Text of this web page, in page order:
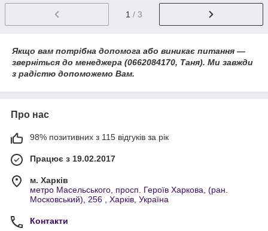
1 / 3
Якщо вам потрібна допомога або виникає питання —
зверніться до менеджера (0662084170, Таня). Ми завжди
з радістю допоможемо Вам.
Про нас
98% позитивних з 115 відгуків за рік
Працює з 19.02.2017
м. Харків
метро Масельського, просп. Героїв Харкова, (ран.
Московський), 256 , Харків, Україна
Контакти